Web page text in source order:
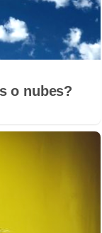
o nubes?